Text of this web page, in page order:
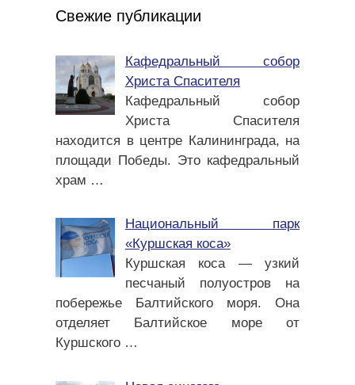
Свежие публикации
Кафедральный собор
Христа Спасителя
Кафедральный собор
Христа Спасителя
находится в центре Калининграда, на
площади Победы. Это кафедральный
храм …
Национальный парк
«Куршская коса»
Куршская коса — узкий
песчаный полуостров на
побережье Балтийского моря. Она
отделяет Балтийское море от
Куршского …